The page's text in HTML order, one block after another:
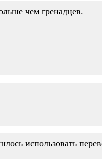
чем гренадцев.
использовать